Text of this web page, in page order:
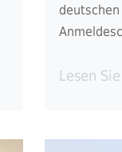
Lesen